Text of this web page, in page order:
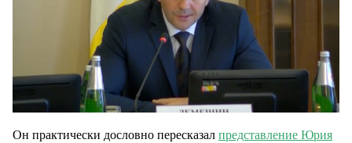
Он практически дословно пересказал представление Юрия